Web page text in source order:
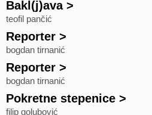
Bakl(j)ava>
teofil pančić
Reporter >
bogdan tirnanić
Reporter >
bogdan tirnanić
Pokretne stepenice >
filip golubović